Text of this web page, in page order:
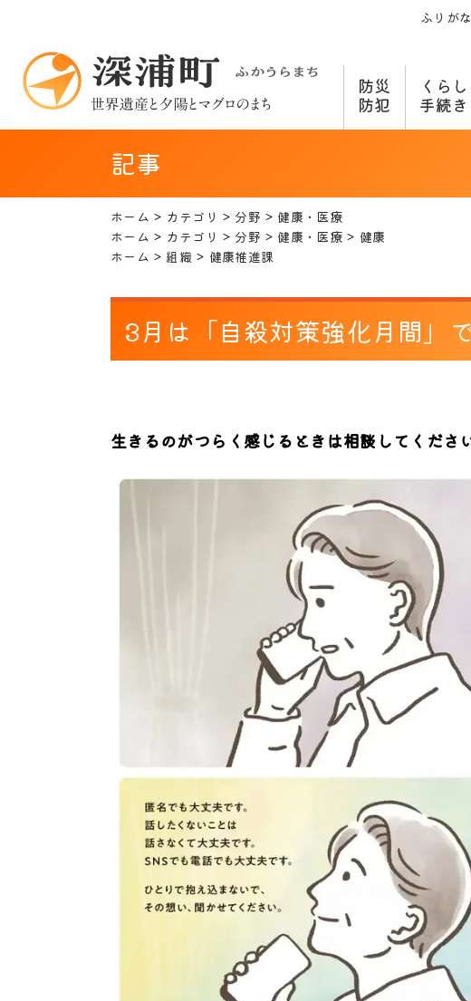
ふりが
防災
防犯
くらし
手続き
記事
ホーム カテゴリ 分野
健康・医療
ホーム
カテゴリ 分野 健康・医療
健康
ホーム
組織 健康推進課
3月は「自殺対策強化月間」
生きるのがつらく感じるときは相談してくださ